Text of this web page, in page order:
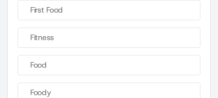
First Food
Fitness
Food
Foody